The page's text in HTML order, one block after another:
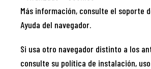
Más información, consulte el soporte
Ayuda del navegador.
Si usa otro navegador distinto a los
consulte su política de instalación,